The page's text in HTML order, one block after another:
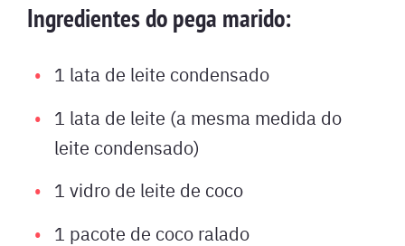
Ingredientes do pega marido:
1 lata de leite condensado
1 lata de leite (a mesma medida do
leite condensado)
1 vidro de leite de coco
1 pacote de coco ralado